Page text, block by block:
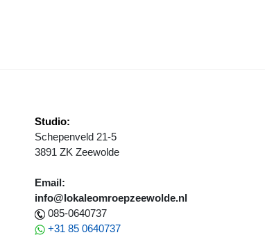
WORDEN? KOM NAAR DE GRATIS BIJEENKOMST!
Studio:
Schepenveld 21-5
3891 ZK Zeewolde
Email:
info@lokaleomroepzeewolde.nl
085-0640737
+31 85 0640737